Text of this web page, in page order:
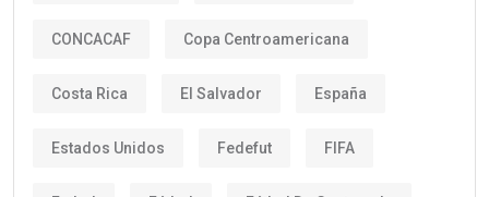
CONCACAF Copa Centroamericana
Costa Rica El Salvador España
Estados Unidos Fedefut FIFA